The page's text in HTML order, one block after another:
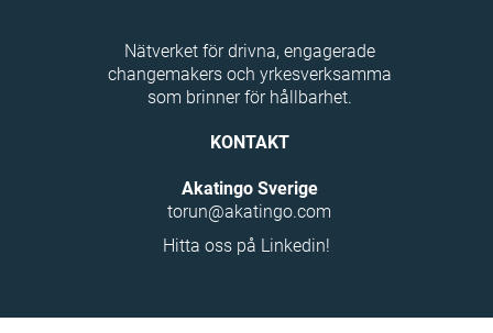
Nätverket för drivna, engagerade
changemakers och yrkesverksamma
som brinner för hållbarhet.
KONTAKT
Akatingo Sverige
torun@akatingo.com
Hitta oss på Linkedin!